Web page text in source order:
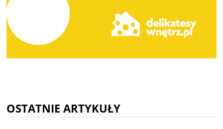
OSTATNIE ARTYKUŁY